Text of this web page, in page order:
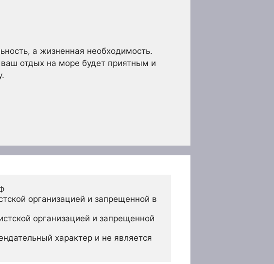
а жизненная необходимость.
отдых на море будет приятным и
организацией и запрещенной в
организацией и запрещенной
характер и не является